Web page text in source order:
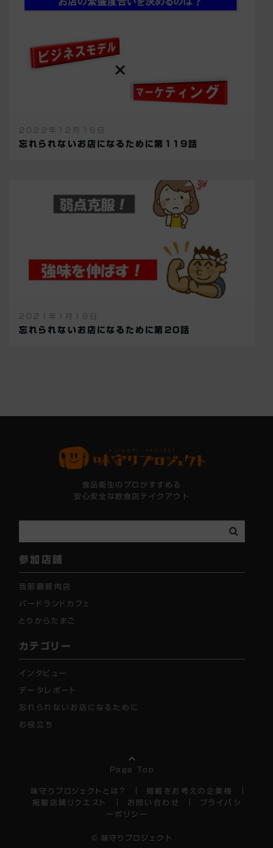
2022年12月16日
忘れられないお店になるために第119話
2021年1月18日
忘れられないお店になるために第20話
食品衛生のプロがすすめる
安心安全な飲食店テイクアウト
参加店舗
我那覇豚肉店
バードランドカフェ
とりからたまご
カテゴリー
インタビュー
データレポート
忘れられないお店になるために
お役立ち
Page Top
味守りプロジェクトとは？
掲載をお考えの企業様
掲載店舗リクエスト
お問い合わせ
プライバシ
ーポリシー
© 味守りプロジェクト